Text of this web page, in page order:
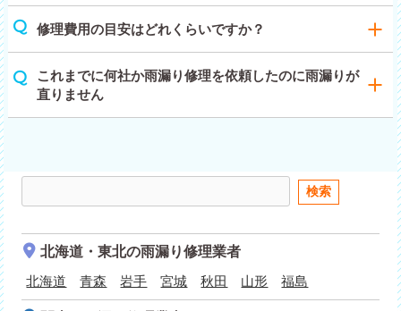
修理費用の目安はどれくらいですか？
これまでに何社か雨漏り修理を依頼したのに雨漏りが
直りません
北海道・東北の雨漏り修理業者
北海道
青森 岩手 宮城 秋田 山形 福島